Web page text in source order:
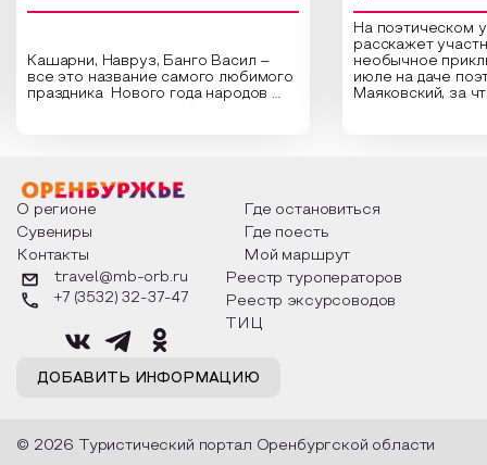
Кашарни, Навруз, Банго Васил –
все это название самого любимого
праздника Нового года народов
о том, как встречают новый год в
разных уголках страны, какие
обряды совершают на удачу и
благополучие, в чем схожи и
различаются традиции. Кто такой
Дед Мороз и откуда он пришел, как
его называют в разных уголках
страны и как появились елочные
На поэтическом
расскажет
необычное
июле на даче
Маяковский, за
Твардовского и
каждой строчке
восхищение
яркому времени
О регионе
Где остановиться
Сувениры
Где поесть
Контакты
Мой маршрут
ДОБАВИТЬ ИНФОРМАЦИЮ
travel@mb-orb.ru
+7 (3532) 32-37-47
Реестр туроператоров
Реестр эксурсоводов
ТИЦ
© 2026 Туристический портал Оренбургской области